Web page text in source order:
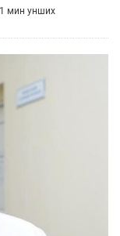
1 мин унших